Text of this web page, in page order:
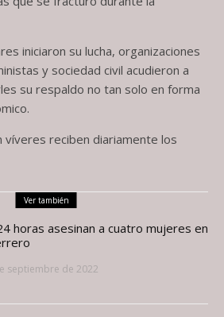
iniciaron su lucha, organizaciones
y sociedad civil acudieron a
su respaldo no tan solo en forma
víveres reciben diariamente los
Ver también
horas asesinan a cuatro mujeres en
septiembre de 2022